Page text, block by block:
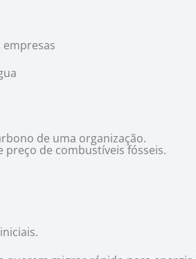
de uma organização.
de combustíveis fósseis.